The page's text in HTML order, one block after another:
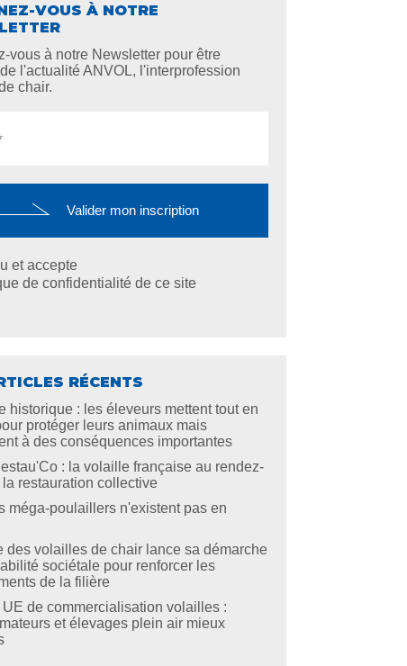
VOUS À NOTRE
vous à notre Newsletter pour être
l'actualité ANVOL, l'interprofession
chair.
et accepte
de confidentialité de ce site
RÉCENTS
historique : les éleveurs mettent tout en
protéger leurs animaux mais
à des conséquences importantes
: la volaille française au rendez-
restauration collective
méga-poulaillers n'existent pas en
des volailles de chair lance sa démarche
sociétale pour renforcer les
de la filière
UE de commercialisation volailles :
et élevages plein air mieux